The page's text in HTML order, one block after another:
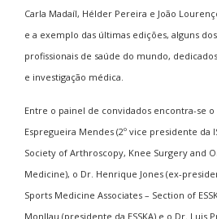
Carla Madaíl, Hélder Pereira e João
e a exemplo das últimas edições, alguns
profissionais de saúde do mundo,
e investigação médica.
Entre o painel de convidados encontra-se
Espregueira Mendes (2º vice presidente da
Society of Arthroscopy, Knee Surgery and
Medicine), o Dr. Henrique Jones (ex-
Sports Medicine Associates – Section of
Monllau (presidente da ESSKA) e o Dr. Luis